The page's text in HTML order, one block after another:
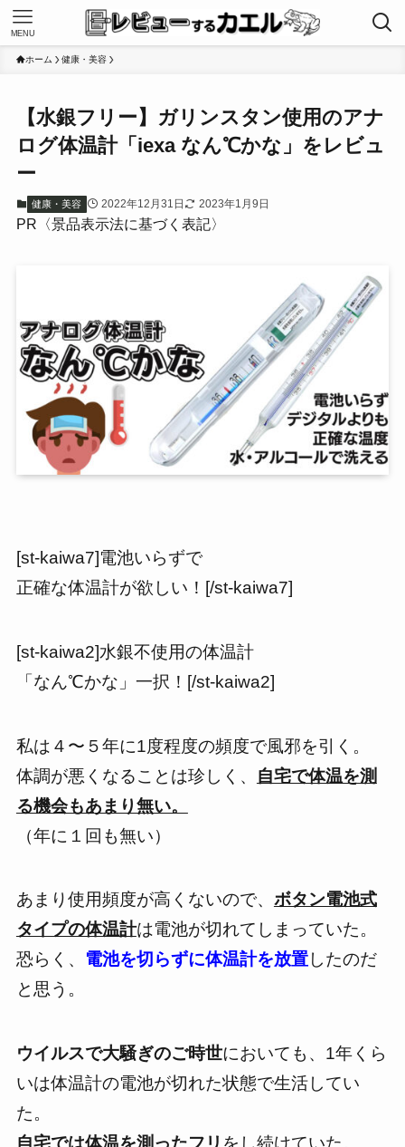
MENU
ホーム 健康・美容
【水銀フリー】ガリンスタン使用のアナ
ログ体温計「iexa なん℃かな」をレビュ
ー
健康・美容 2022年12月31日 2023年1月9日
PR〈景品表示法に基づく表記〉
[st-kaiwa7]電池いらずで
正確な体温計が欲しい！[/st-kaiwa7]
[st-kaiwa2]水銀不使用の体温計
「なん℃かな」一択！[/st-kaiwa2]
私は４〜５年に1度程度の頻度で風邪を引く。
体調が悪くなることは珍しく、 自宅で体温を測
る機会もあまり無い。
（年に１回も無い）
あまり使用頻度が高くないので、 ボタン電池式
タイプの体温計は電池が切れてしまっていた。
恐らく、 電池を切らずに体温計を放置したのだ
と思う。
ウイルスで大騒ぎのご時世においても、1年くら
いは体温計の電池が切れた状態で生活してい
た。
自宅では体温を測ったフリ をし続けていた。